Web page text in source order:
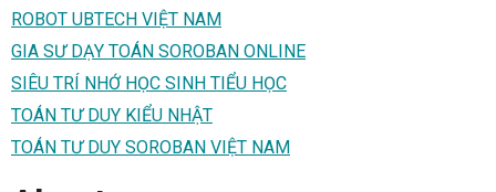
ROBOT UBTECH VIỆT NAM
GIA SƯ DẠY TOÁN SOROBAN ONLINE
SIÊU TRÍ NHỚ HỌC SINH TIỂU HỌC
TOÁN TƯ DUY KIỂU NHẬT
TOÁN TƯ DUY SOROBAN VIỆT NAM